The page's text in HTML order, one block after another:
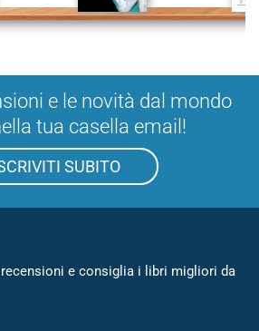
e le novità dal mondo
tua casella email!
SUBITO
e consiglia i libri migliori da